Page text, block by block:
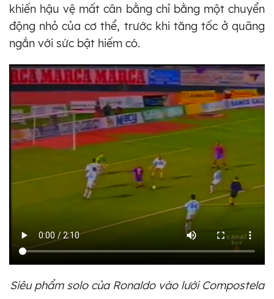
khiến hậu vệ mất cân bằng chỉ bằng một chuyển
động nhỏ của cơ thể, trước khi tăng tốc ở quãng
ngắn với sức bật hiếm có.
Siêu phẩm solo của Ronaldo vào lưới Compostela